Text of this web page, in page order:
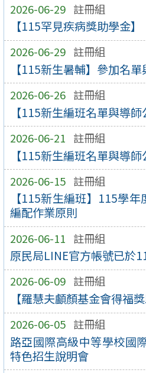
2026-06-29 註冊組
【115罕見疾病獎助學金】
2026-06-29 註冊組
【115新生暑輔】參加名
2026-06-26 註冊組
【115新生編班名單與導師
2026-06-21 註冊組
【115新生編班名單與導師
2026-06-15 註冊組
【115新生編班】115學
編配作業原則
2026-06-11 註冊組
原民局LINE官方帳號已於
2026-06-09 註冊組
【羅慧夫顱顏基金會得福
2026-06-05 註冊組
路亞國際高級中等學校國
特色招生說明會